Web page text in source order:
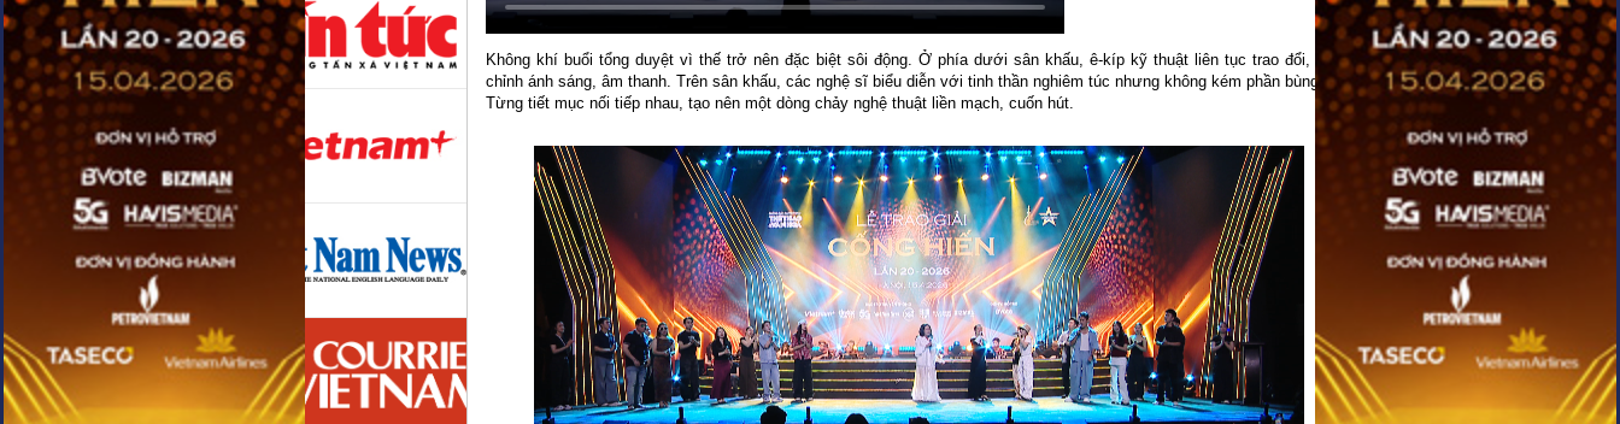
Không khí buổi tổng duyệt vì thế trở nên đặc biệt sôi động. Ở phía dưới sân khấu, ê-kíp kỹ thuật liên tục trao đổi, điều
chỉnh ánh sáng, âm thanh. Trên sân khấu, các nghệ sĩ biểu diễn với tinh thần nghiêm túc nhưng không kém phần bùng nổ.
Từng tiết mục nối tiếp nhau, tạo nên một dòng chảy nghệ thuật liền mạch, cuốn hút.